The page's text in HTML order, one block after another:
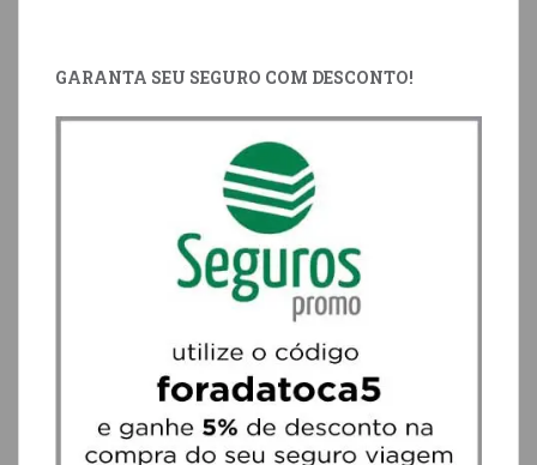
GARANTA SEU SEGURO COM DESCONTO!